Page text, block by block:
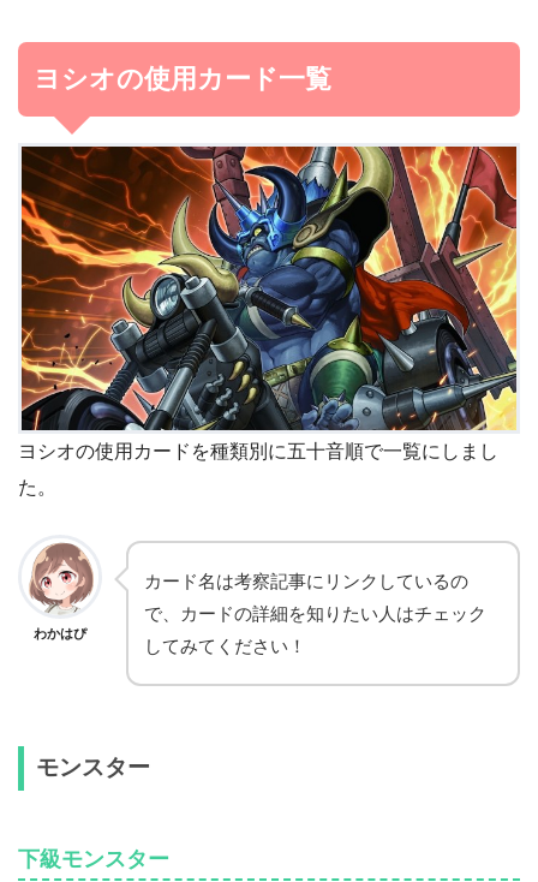
ヨシオの使用カード一覧
ヨシオの使用カードを種類別に五十音順で一覧にしまし
た。
わかはぴ
カード名は考察記事にリンクしているの
で、カードの詳細を知りたい人はチェック
してみてください！
モンスター
下級モンスター